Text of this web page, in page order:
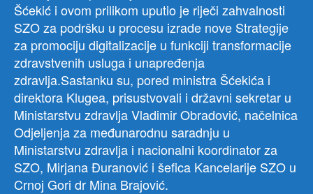
Šćekić i ovom prilikom uputio je riječi zahvalnosti
SZO za podršku u procesu izrade nove Strategije
za promociju digitalizacije u funkciji transformacije
zdravstvenih usluga i unapređenja
zdravlja.Sastanku su, pored ministra Šćekića i
direktora Klugea, prisustvovali i državni sekretar u
Ministarstvu zdravlja Vladimir Obradović, načelnica
Odjeljenja za međunarodnu saradnju u
Ministarstvu zdravlja i nacionalni koordinator za
SZO, Mirjana Đuranović i šefica Kancelarije SZO u
Crnoj Gori dr Mina Brajović.